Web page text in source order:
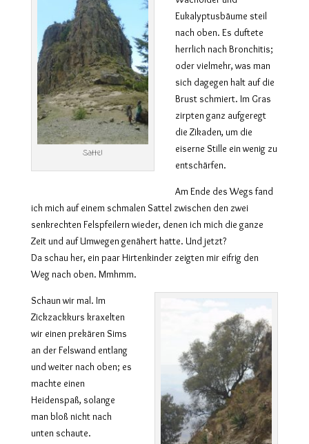
Sattel
Eukalyptusbäume steil
nach oben. Es duftete
herrlich nach Bronchitis;
oder vielmehr, was man
sich dagegen halt auf die
Brust schmiert. Im Gras
zirpten ganz aufgeregt
die Zikaden, um die
eiserne Stille ein wenig zu
entschärfen.
Am Ende des Wegs fand
ich mich auf einem schmalen Sattel zwischen den zwei
senkrechten Felspfeilern wieder, denen ich mich die ganze
Zeit und auf Umwegen genähert hatte. Und jetzt?
Da schau her, ein paar Hirtenkinder zeigten mir eifrig den
Weg nach oben. Mmhmm.
Schaun wir mal. Im
Zickzackkurs kraxelten
wir einen prekären Sims
an der Felswand entlang
und weiter nach oben; es
machte einen
Heidenspaß, solange
man bloß nicht nach
unten schaute.